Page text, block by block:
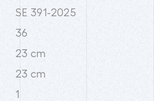
SE 391-2025
36
23 cm
23 cm
1